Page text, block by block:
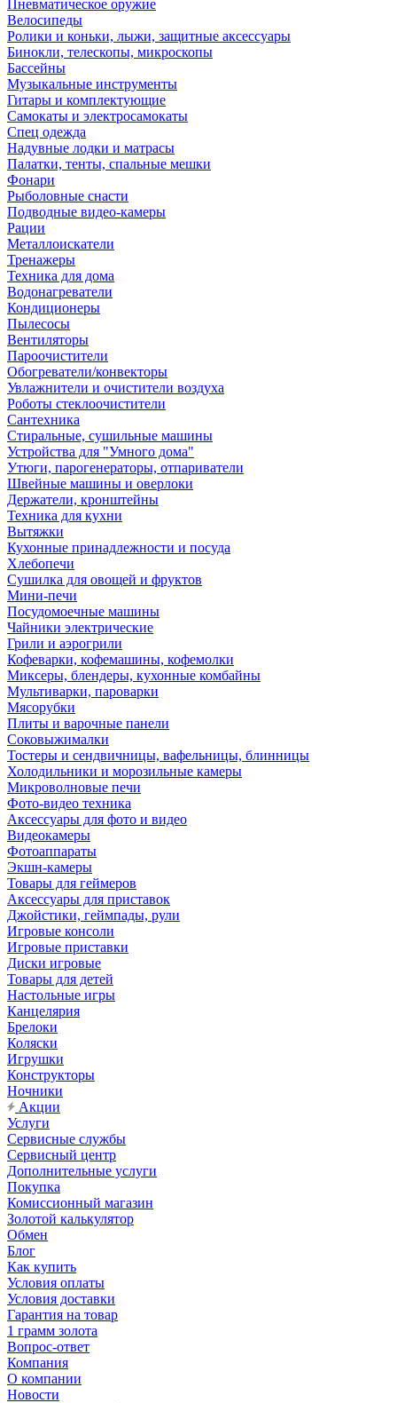
Пневматическое оружие
Велосипеды
Ролики и коньки, лыжи, защитные аксессуары
Бинокли, телескопы, микроскопы
Бассейны
Музыкальные инструменты
Гитары и комплектующие
Самокаты и электросамокаты
Спец одежда
Надувные лодки и матрасы
Палатки, тенты, спальные мешки
Фонари
Рыболовные снасти
Подводные видео-камеры
Рации
Металлоискатели
Тренажеры
Техника для дома
Водонагреватели
Кондиционеры
Пылесосы
Вентиляторы
Пароочистители
Обогреватели/конвекторы
Увлажнители и очистители воздуха
Роботы стеклоочистители
Сантехника
Стиральные, сушильные машины
Устройства для "Умного дома"
Утюги, парогенераторы, отпариватели
Швейные машины и оверлоки
Держатели, кронштейны
Техника для кухни
Вытяжки
Кухонные принадлежности и посуда
Хлебопечи
Сушилка для овощей и фруктов
Мини-печи
Посудомоечные машины
Чайники электрические
Грили и аэрогрили
Кофеварки, кофемашины, кофемолки
Миксеры, блендеры, кухонные комбайны
Мультиварки, пароварки
Мясорубки
Плиты и варочные панели
Соковыжималки
Тостеры и сендвичницы, вафельницы, блинницы
Холодильники и морозильные камеры
Микроволновые печи
Фото-видео техника
Аксессуары для фото и видео
Видеокамеры
Фотоаппараты
Экшн-камеры
Товары для геймеров
Аксессуары для приставок
Джойстики, геймпады, рули
Игровые консоли
Игровые приставки
Диски игровые
Товары для детей
Настольные игры
Канцелярия
Брелоки
Коляски
Игрушки
Конструкторы
Ночники
Акции
Услуги
Сервисные службы
Сервисный центр
Дополнительные услуги
Покупка
Комиссионный магазин
Золотой калькулятор
Обмен
Блог
Как купить
Условия оплаты
Условия доставки
Гарантия на товар
1 грамм золота
Вопрос-ответ
Компания
О компании
Новости